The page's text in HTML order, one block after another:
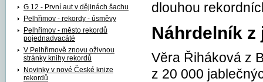
G 12 - První aut v dějinách šachu
Pelhřimov - rekordy - úsměvy
Pelhřimov - město rekordů
pojednadvacáté
V Pelhřimově znovu oživnou
stránky knihy rekordů
Novinky v nové České knize
rekordů
dlouhou
Náhrdelník
Věra Řiháková z
z 20 000